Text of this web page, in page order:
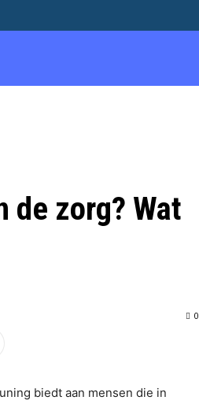
de zorg? Wat
0
biedt aan mensen die in